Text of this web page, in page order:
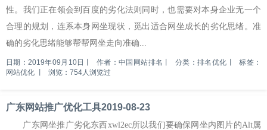
性。我们正在领会到百度的劣化法则同时，也需要对本身企业无一个
合理的规划，连系本身网坐现状，觅出适合网坐成长的劣化思绪。准
确的劣化思绪能够帮帮网坐走向准确...
日期：2019年09月10日 作者：中国网站排名 分类：排名优化
标签：
网站优化
浏览：754人浏览过
广东网站推广优化工具2019-08-23
广东网坐推广劣化东西xwl2ec所以我们要确保网坐内图片的Alt属